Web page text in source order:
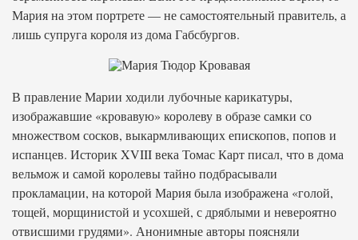
Мария на этом портрете — не самостоятельный правитель, а
лишь супруга короля из дома Габсбургов.
В правление Марии ходили лубочные карикатуры,
изображавшие «кровавую» королеву в образе самки со
множеством сосков, выкармливающих епископов, попов и
испанцев. Историк XVIII века Томас Карт писал, что в дома
вельмож и самой королевы тайно подбрасывали
прокламации, на которой Мария была изображена «голой,
тощей, морщинистой и усохшей, с дряблыми и невероятно
отвисшими грудями». Анонимные авторы поясняли